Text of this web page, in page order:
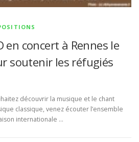
en concert à Rennes le
soutenir les réfugiés
découvrir la musique et le chant
classique, venez écouter l’ensemble
internationale …